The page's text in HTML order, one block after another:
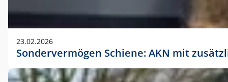
23.02.2026
Sondervermögen Schiene: AKN mit